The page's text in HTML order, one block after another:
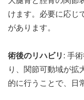
けます。必要に応じ
があります。
術後のリハビリ : 手
り、関節可動域が拡
的に行うことで、日